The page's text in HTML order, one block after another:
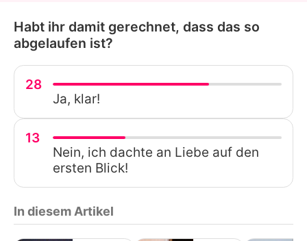
Habt ihr damit gerechnet, dass das so
abgelaufen ist?
28
Ja, klar!
13
Nein, ich dachte an Liebe auf den
ersten Blick!
In diesem Artikel